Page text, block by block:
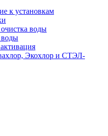
к установкам
воды
воды
Экохлор и СТЭЛ-